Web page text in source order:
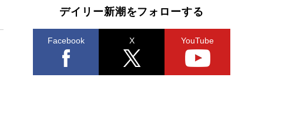
デイリー新潮をフォローする
Facebook X YouTube